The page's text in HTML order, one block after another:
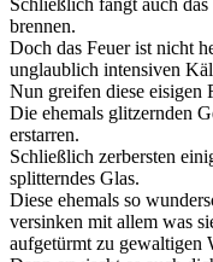
brennen.
Doch das Feuer ist nicht
unglaublich intensiven
Nun greifen diese eisigen
Die ehemals glitzernden
erstarren.
Schließlich zerbersten
splitterndes Glas.
Diese ehemals so
versinken mit allem was
aufgetürmt zu gewaltigen